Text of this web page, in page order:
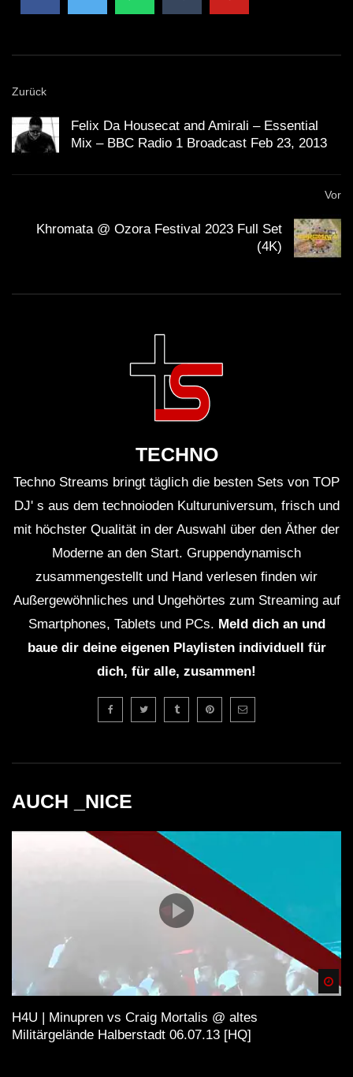
Zurück
Felix Da Housecat and Amirali – Essential
Mix – BBC Radio 1 Broadcast Feb 23, 2013
Vor
Khromata @ Ozora Festival 2023 Full Set
(4K)
TECHNO
Techno Streams bringt täglich die besten Sets von TOP
DJ' s aus dem technoioden Kulturuniversum, frisch und
mit höchster Qualität in der Auswahl über den Äther der
Moderne an den Start. Gruppendynamisch
zusammengestellt und Hand verlesen finden wir
Außergewöhnliches und Ungehörtes zum Streaming auf
Smartphones, Tablets und PCs. Meld dich an und
baue dir deine eigenen Playlisten individuell für
dich, für alle, zusammen!
AUCH _NICE
H4U | Minupren vs Craig Mortalis @ altes
Militärgelände Halberstadt 06.07.13 [HQ]